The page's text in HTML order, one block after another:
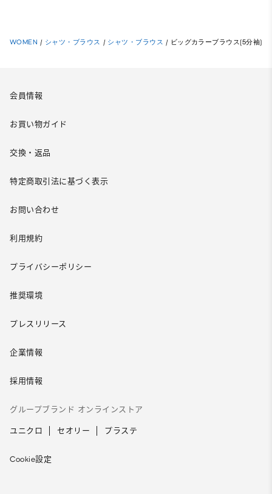
WOMEN / シャツ・ブラウス / シャツ・ブラウス / ビッグカラーブラウス(5分袖)
会員情報
お買い物ガイド
交換・返品
特定商取引法に基づく表示
お問い合わせ
利用規約
プライバシーポリシー
推奨環境
プレスリリース
企業情報
採用情報
グループブランド オンラインストア
ユニクロ セオリー プラステ
Cookie設定